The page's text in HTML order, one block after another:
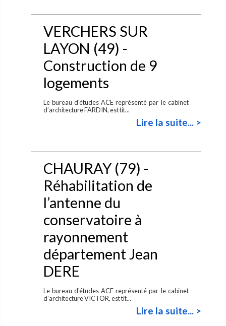
VERCHERS SUR
LAYON (49) -
Construction de 9
logements
Le bureau d'études ACE représenté par le cabinet
d’architecture FARDIN, est tit...
Lire la suite... >
CHAURAY (79) -
Réhabilitation de
l’antenne du
conservatoire à
rayonnement
département Jean
DERE
Le bureau d'études ACE représenté par le cabinet
d’architecture VICTOR, est tit...
Lire la suite... >